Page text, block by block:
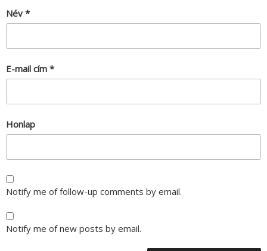
Név *
E-mail cím *
Honlap
Notify me of follow-up comments by email.
Notify me of new posts by email.